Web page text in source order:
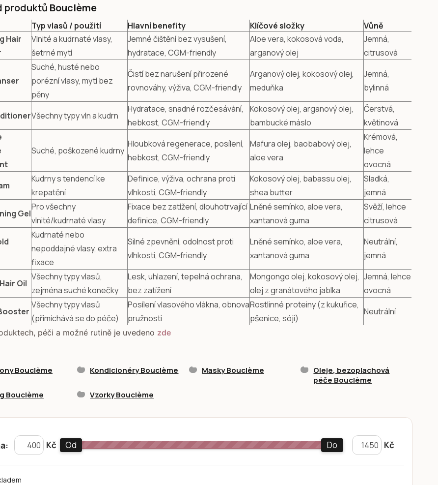
produktů Bouclème
Typ vlasů / použití Hlavní benefity Klíčové složky
Vůně
Hair
Vlnité a kudrnaté vlasy,
šetrné mytí
Jemné čištění bez vysušení,
hydratace, CGM-friendly
Aloe vera, kokosová voda,
arganový olej
Jemná,
citrusová
Suché, husté nebo
porézní vlasy, mytí bez
pěny
Čistí bez narušení přirozené
rovnováhy, výživa, CGM-friendly
Arganový olej, kokosový olej,
meduňka
Jemná,
bylinná
Všechny typy vln a kudrn
Hydratace, snadné rozčesávání,
hebkost, CGM-friendly
Kokosový olej, arganový olej,
bambucké máslo
Čerstvá,
květinová
Suché, poškozené kudrny
Hloubková regenerace, posílení,
hebkost, CGM-friendly
Mafura olej, baobabový olej,
aloe vera
Krémová,
lehce
ovocná
Kudrny s tendencí ke
krepatění
Definice, výživa, ochrana proti
vlhkosti, CGM-friendly
Kokosový olej, babassu olej,
shea butter
Sladká,
jemná
Gel
Pro všechny
vlnité/kudrnaté vlasy
Fixace bez zatížení, dlouhotrvající
definice, CGM-friendly
Lněné semínko, aloe vera,
xantanová guma
Svěží, lehce
citrusová
Kudrnaté nebo
nepoddajné vlasy, extra
fixace
Silné zpevnění, odolnost proti
vlhkosti, CGM-friendly
Lněné semínko, aloe vera,
xantanová guma
Neutrální,
jemná
Oil
Všechny typy vlasů,
zejména suché konečky
Lesk, uhlazení, tepelná ochrana,
bez zatížení
Mongongo olej, kokosový olej,
olej z granátového jablka
Jemná, lehce
ovocná
Všechny typy vlasů
(přimíchává se do péče)
Posílení vlasového vlákna, obnova
pružnosti
Rostlinné proteiny (z kukuřice,
pšenice, sóji)
Neutrální
péči a možné rutině je uvedeno zde
Bouclème Kondicionéry Bouclème Masky Bouclème
Oleje, bezoplachová
péče Bouclème
Bouclème
Vzorky Bouclème
Kč Od Do Kč